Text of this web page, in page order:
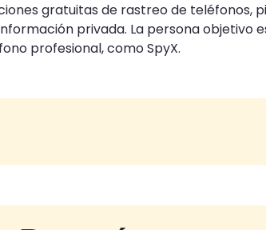
gratuitas de rastreo de teléfonos,
privada. La persona objetivo
profesional, como SpyX.